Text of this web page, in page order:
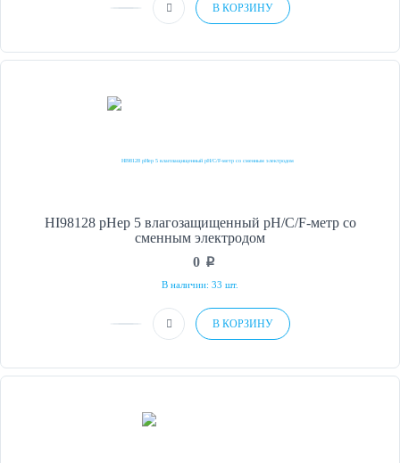
В КОРЗИНУ
HI98128 pHep 5 влагозащищенный рН/С/F-метр со
сменным электродом
0 p
В наличии: 33 шт.
В КОРЗИНУ